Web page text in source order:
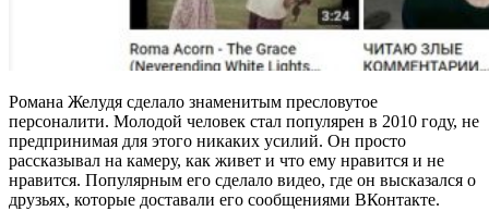
Романа Желудя сделало знаменитым пресловутое
персоналити. Молодой человек стал популярен в 2010 году, не
предпринимая для этого никаких усилий. Он просто
рассказывал на камеру, как живет и что ему нравится и не
нравится. Популярным его сделало видео, где он высказался о
друзьях, которые доставали его сообщениями ВКонтакте.